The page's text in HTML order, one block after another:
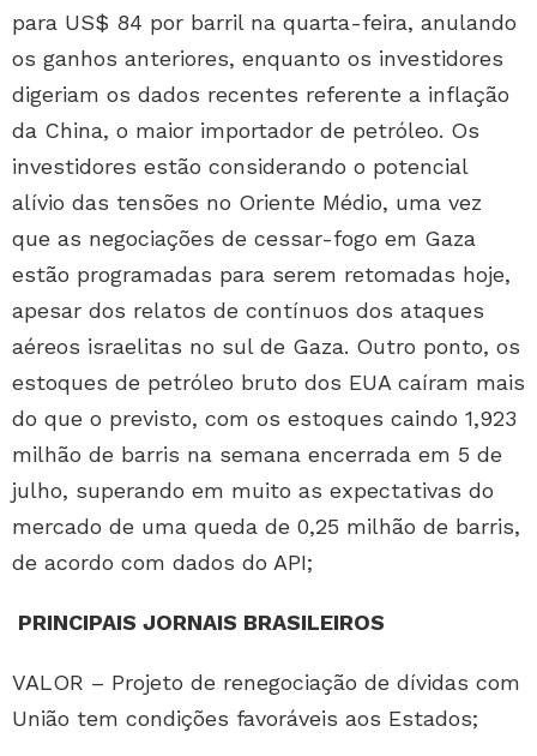
para US$ 84 por barril na quarta-feira, anulando
os ganhos anteriores, enquanto os investidores
digeriam os dados recentes referente a inflação
da China, o maior importador de petróleo. Os
investidores estão considerando o potencial
alívio das tensões no Oriente Médio, uma vez
que as negociações de cessar-fogo em Gaza
estão programadas para serem retomadas hoje,
apesar dos relatos de contínuos dos ataques
aéreos israelitas no sul de Gaza. Outro ponto, os
estoques de petróleo bruto dos EUA caíram mais
do que o previsto, com os estoques caindo 1,923
milhão de barris na semana encerrada em 5 de
julho, superando em muito as expectativas do
mercado de uma queda de 0,25 milhão de barris,
de acordo com dados do API;
PRINCIPAIS JORNAIS BRASILEIROS
VALOR – Projeto de renegociação de dívidas com
União tem condições favoráveis aos Estados;